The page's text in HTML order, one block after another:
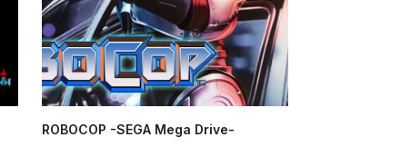
ROBOCOP -SEGA Mega Drive-